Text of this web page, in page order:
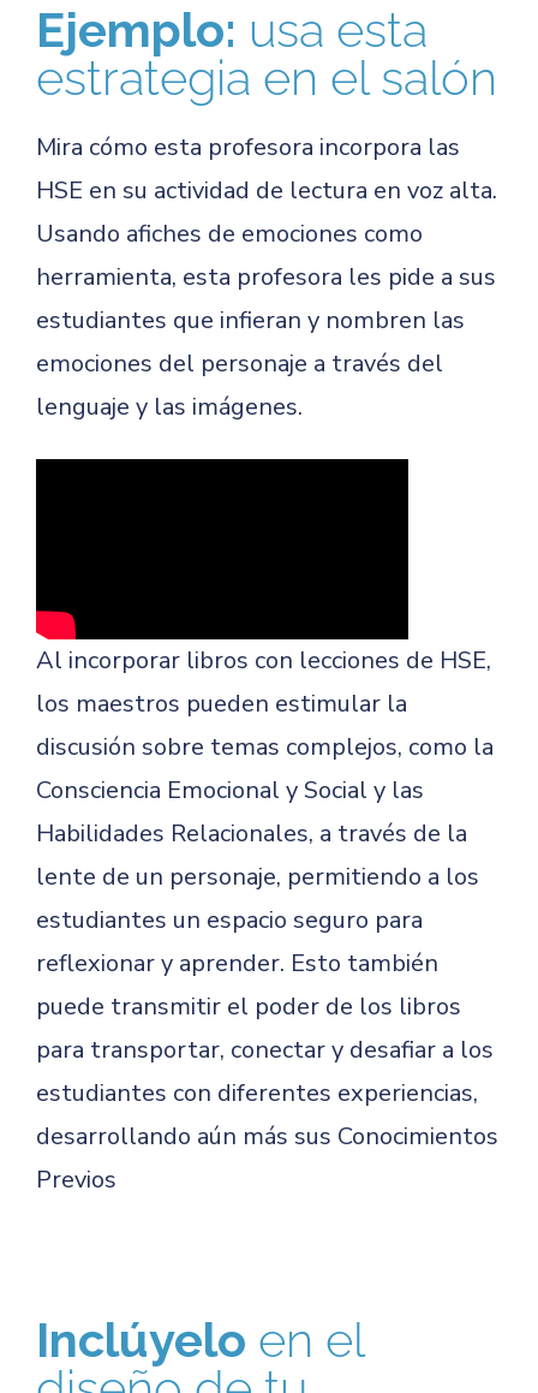
Ejemplo: usa esta
estrategia en el salón
Mira cómo esta profesora incorpora las
HSE en su actividad de lectura en voz alta.
Usando afiches de emociones como
herramienta, esta profesora les pide a sus
estudiantes que infieran y nombren las
emociones del personaje a través del
lenguaje y las imágenes.
Al incorporar libros con lecciones de HSE,
los maestros pueden estimular la
discusión sobre temas complejos, como la
Consciencia Emocional y Social y las
Habilidades Relacionales, a través de la
lente de un personaje, permitiendo a los
estudiantes un espacio seguro para
reflexionar y aprender. Esto también
puede transmitir el poder de los libros
para transportar, conectar y desafiar a los
estudiantes con diferentes experiencias,
desarrollando aún más sus Conocimientos
Previos
Inclúyelo en el